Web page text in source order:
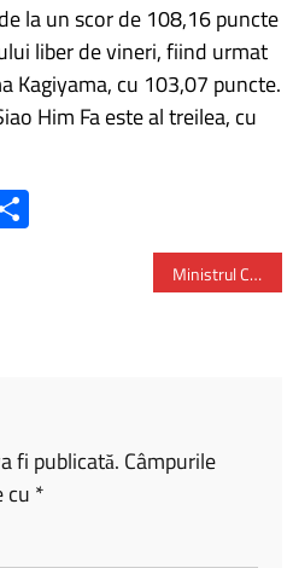
la un scor de 108,16 puncte
liber de vineri, fiind urmat
Kagiyama, cu 103,07 puncte.
Him Fa este al treilea, cu
Ministrul Cătălin Predoiu – întâlnire de lucru cu Gavin Buchan, ambasadorul Canadei la București
fi publicată. Câmpurile
cu *